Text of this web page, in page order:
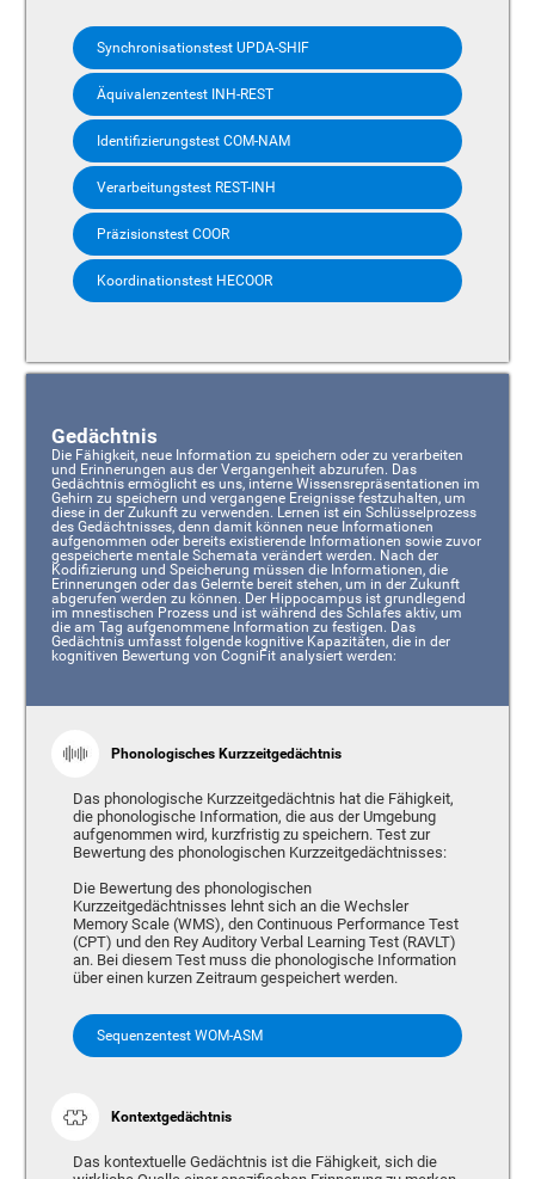
Synchronisationstest UPDA-SHIF
Äquivalenzentest INH-REST
Identifizierungstest COM-NAM
Verarbeitungstest REST-INH
Präzisionstest COOR
Koordinationstest HECOOR
Gedächtnis
Die Fähigkeit, neue Information zu speichern oder zu verarbeiten
und Erinnerungen aus der Vergangenheit abzurufen. Das
Gedächtnis ermöglicht es uns, interne Wissensrepräsentationen im
Gehirn zu speichern und vergangene Ereignisse festzuhalten, um
diese in der Zukunft zu verwenden. Lernen ist ein Schlüsselprozess
des Gedächtnisses, denn damit können neue Informationen
aufgenommen oder bereits existierende Informationen sowie zuvor
gespeicherte mentale Schemata verändert werden. Nach der
Kodifizierung und Speicherung müssen die Informationen, die
Erinnerungen oder das Gelernte bereit stehen, um in der Zukunft
abgerufen werden zu können. Der Hippocampus ist grundlegend
im mnestischen Prozess und ist während des Schlafes aktiv, um
die am Tag aufgenommene Information zu festigen. Das
Gedächtnis umfasst folgende kognitive Kapazitäten, die in der
kognitiven Bewertung von CogniFit analysiert werden:
Phonologisches Kurzzeitgedächtnis
Das phonologische Kurzzeitgedächtnis hat die Fähigkeit,
die phonologische Information, die aus der Umgebung
aufgenommen wird, kurzfristig zu speichern. Test zur
Bewertung des phonologischen Kurzzeitgedächtnisses:
Die Bewertung des phonologischen
Kurzzeitgedächtnisses lehnt sich an die Wechsler
Memory Scale (WMS), den Continuous Performance Test
(CPT) und den Rey Auditory Verbal Learning Test (RAVLT)
an. Bei diesem Test muss die phonologische Information
über einen kurzen Zeitraum gespeichert werden.
Sequenzentest WOM-ASM
Kontextgedächtnis
Das kontextuelle Gedächtnis ist die Fähigkeit, sich die